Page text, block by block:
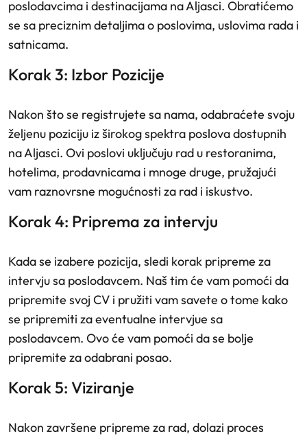
poslodavcima i destinacijama na Aljasci. Obratićemo
se sa preciznim detaljima o poslovima, uslovima rada i
satnicama.
Korak 3: Izbor Pozicije
Nakon što se registrujete sa nama, odabraćete svoju
željenu poziciju iz širokog spektra poslova dostupnih
na Aljasci. Ovi poslovi uključuju rad u restoranima,
hotelima, prodavnicama i mnoge druge, pružajući
vam raznovrsne mogućnosti za rad i iskustvo.
Korak 4: Priprema za intervju
Kada se izabere pozicija, sledi korak pripreme za
intervju sa poslodavcem. Naš tim će vam pomoći da
pripremite svoj CV i pružiti vam savete o tome kako
se pripremiti za eventualne intervjue sa
poslodavcem. Ovo će vam pomoći da se bolje
pripremite za odabrani posao.
Korak 5: Viziranje
Nakon završene pripreme za rad, dolazi proces